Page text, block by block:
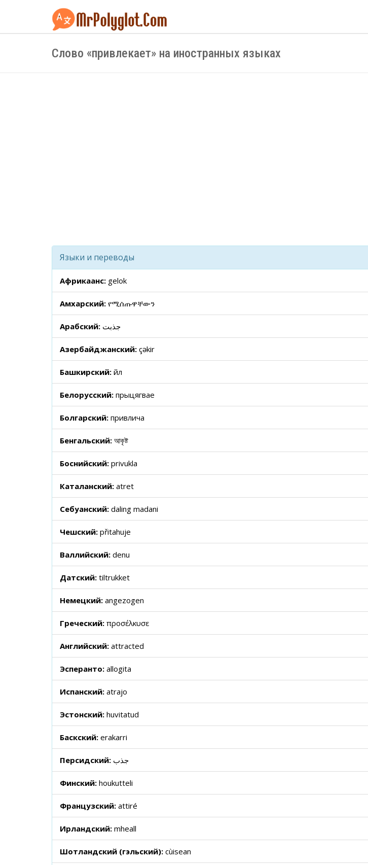
Слово «привлекает» на иностранных языках
Языки и переводы
Африкаанс: gelok
Амхарский: የሚሰጡዋቸውን
Арабский: جذبت
Азербайджанский: çəkir
Башкирский: йәл
Белорусский: прыцягвае
Болгарский: привлича
Бенгальский: আকৃষ্ট
Боснийский: privukla
Каталанский: atret
Себуанский: daling madani
Чешский: přitahuje
Валлийский: denu
Датский: tiltrukket
Немецкий: angezogen
Греческий: προσέλκυσε
Английский: attracted
Эсперанто: allogita
Испанский: atrajo
Эстонский: huvitatud
Баскский: erakarri
Персидский: جذب
Финский: houkutteli
Французский: attiré
Ирландский: mheall
Шотландский (гэльский): cùisean